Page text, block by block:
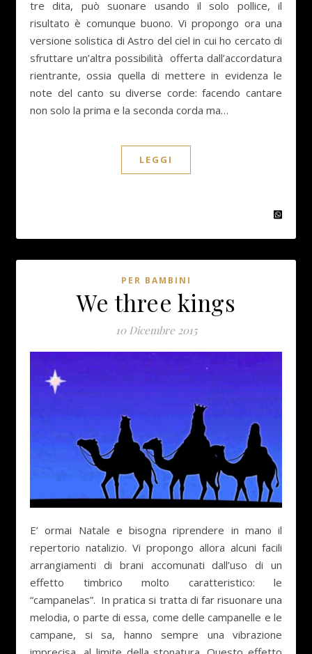
tre dita, può suonare usando il solo pollice, il
risultato è comunque buono. Vi propongo ora una
versione solistica di Astro del ciel in cui ho cercato di
sfruttare un’altra possibilità offerta dall’accordatura
rientrante, ossia quella di mettere in evidenza le
note del canto su diverse corde: facendo cantare
non solo la prima e la seconda corda ma…
LEGGI
PER BAMBINI
We three kings
10 Dicembre 2015
E’ ormai Natale e bisogna riprendere in mano il
repertorio natalizio. Vi propongo allora alcuni facili
arrangiamenti di brani accomunati dall’uso di un
effetto timbrico molto caratteristico: le
“campanelas”. In pratica si tratta di far risuonare una
melodia, o parte di essa, come delle campanelle e le
campane, si sa, hanno sempre una vibrazione